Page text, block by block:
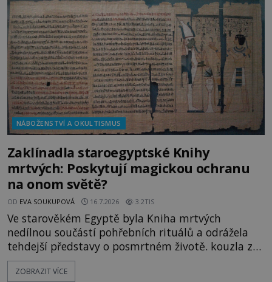
nebo Leonarda DiCapria. Na Blízkém východě a v
židovských komunitách po celém světě, je
NÁBOŽENSTVÍ A OKULTISMUS
Zaklínadla staroegyptské Knihy
mrtvých: Poskytují magickou ochranu
na onom světě?
OD EVA SOUKUPOVÁ 16.7.2026 3.2TIS
Ve starověkém Egyptě byla Kniha mrtvých
nedílnou součástí pohřebních rituálů a odrážela
tehdejší představy o posmrtném životě. kouzla z
této knihy sloužila výhradně zesnulým. K čemu
mohli mrtví potřebovat magii? V roce 2023
ZOBRAZIT VÍCE